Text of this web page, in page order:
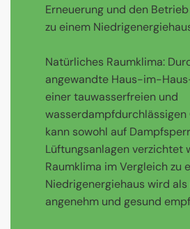
Erneuerung und den
zu einem
Natürliches Raumklima:
angewandte Haus-im-
einer tauwasserfreien und
wasserdampfdurchlässigen
kann sowohl auf
Lüftungsanlagen verzichtet
Raumklima im Vergleich zu
Niedrigenergiehaus wird
angenehm und gesund